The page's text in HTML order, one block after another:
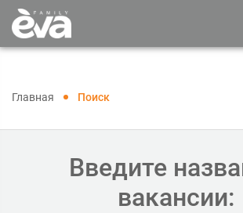
Главная Поиск
Введите
вакансии: